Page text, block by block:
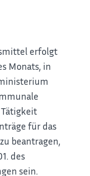
erfolgt
Monats, in
für das
beantragen,
des
sein.